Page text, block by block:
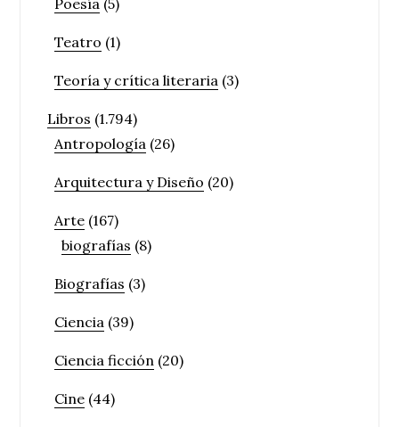
Poesía (5)
Teatro (1)
Teoría y crítica literaria (3)
Libros (1.794)
Antropología (26)
Arquitectura y Diseño (20)
Arte (167)
biografías (8)
Biografías (3)
Ciencia (39)
Ciencia ficción (20)
Cine (44)